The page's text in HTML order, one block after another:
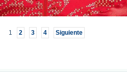
1 2 3 4 Siguiente